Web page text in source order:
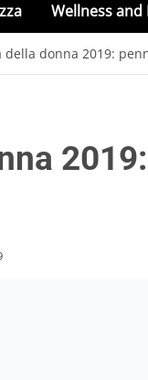
Wellness and
della donna 2019: